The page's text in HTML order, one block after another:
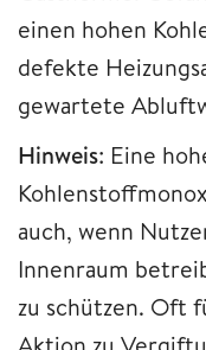
einen hohen
defekte
gewartete
Hinweis: Eine
auch, wenn
Innenraum
zu schützen. Oft